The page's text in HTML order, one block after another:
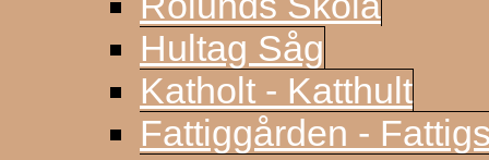
Hultag Såg
Katholt - Katthult
Fattiggården -